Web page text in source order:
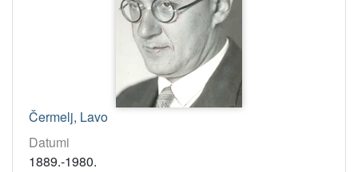
Čermelj, Lavo
Datumi
1889.-1980.